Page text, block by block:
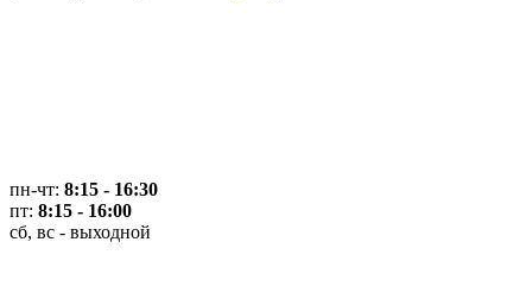
пн-чт: 8:15 - 16:30
пт: 8:15 - 16:00
сб, вс - выходной